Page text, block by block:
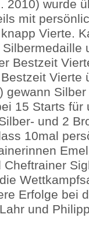
2010) wurde
mit
Vierte.
Bestzeit
Vierte
gewann
15 Starts für
und 2
10mal
Erfolge bei
und